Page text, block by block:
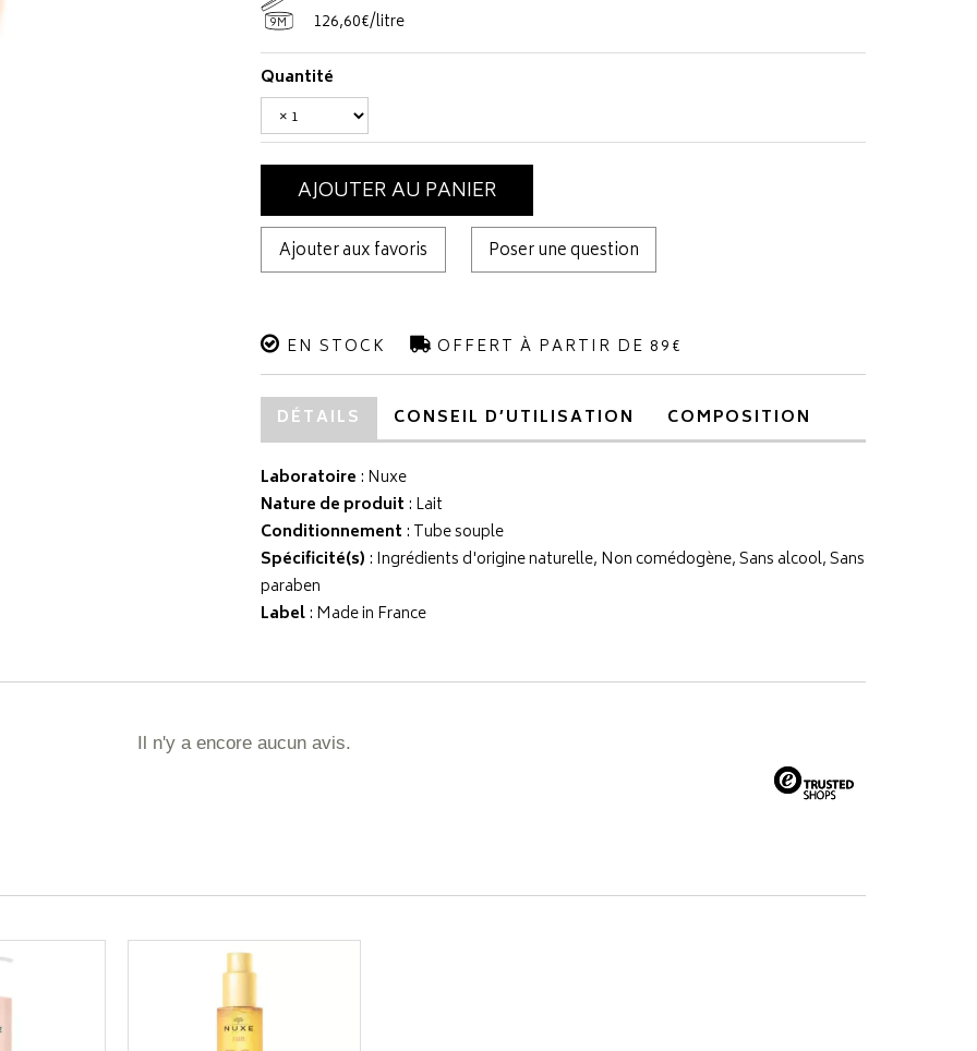
9M 126,60€/litre
Quantité
AJOUTER AU PANIER
Ajouter aux favoris Poser une question
EN STOCK OFFERT À PARTIR DE 89€
DÉTAILS CONSEIL D’UTILISATION COMPOSITION
Laboratoire : Nuxe
Nature de produit : Lait
Conditionnement : Tube souple
Spécificité(s) : Ingrédients d'origine naturelle, Non comédogène, Sans alcool, Sans
paraben
Label: Made in France
Il n'y a encore aucun avis.